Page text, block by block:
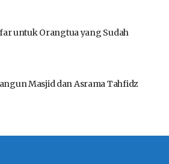
untuk Orangtua yang Sudah
Masjid dan Asrama Tahfidz